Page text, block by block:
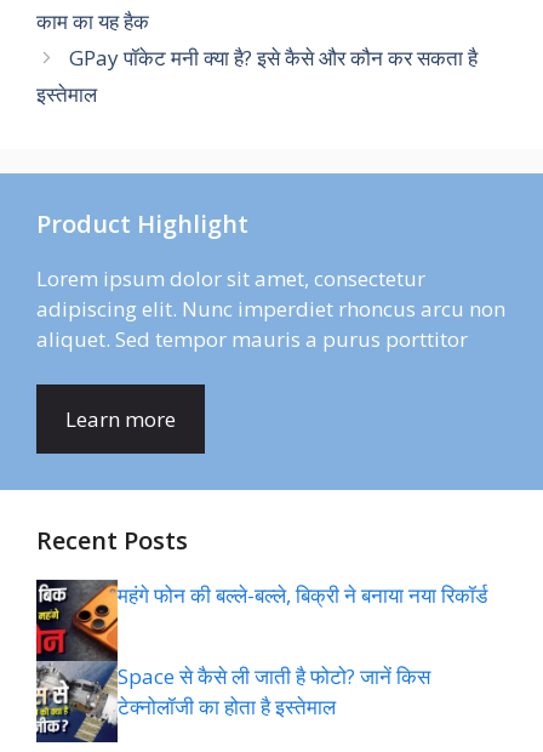
काम का यह हैक
GPay पॉकेट मनी क्या है? इसे कैसे और कौन कर सकता है
इस्‍तेमाल
Product Highlight
Lorem ipsum dolor sit amet, consectetur
adipiscing elit. Nunc imperdiet rhoncus arcu non
aliquet. Sed tempor mauris a purus porttitor
Learn more
Recent Posts
महंगे फोन की बल्ले-बल्ले, बिक्री ने बनाया नया रिकॉर्ड
Space से कैसे ली जाती है फोटो? जानें किस
टेक्नोलॉजी का होता है इस्तेमाल